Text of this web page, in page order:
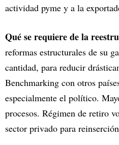
actividad pyme y a la
Qué se requiere de la
reformas estructurales de su
cantidad, para reducir
Benchmarking con otros
especialmente el político.
procesos. Régimen de retiro
sector privado para